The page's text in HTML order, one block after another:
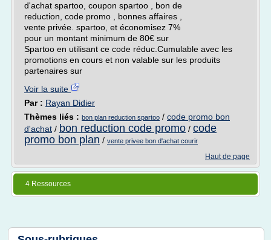
d'achat spartoo, coupon spartoo , bon de
reduction, code promo , bonnes affaires ,
vente privée. spartoo, et économisez 7%
pour un montant minimum de 80€ sur
Spartoo en utilisant ce code réduc.Cumulable avec les
promotions en cours et non valable sur les produits
partenaires sur
Voir la suite
Par : Rayan Didier
Thèmes liés : bon plan reduction spartoo / code promo bon
d'achat / bon reduction code promo / code
promo bon plan / vente privee bon d'achat courir
Haut de page
4 Ressources